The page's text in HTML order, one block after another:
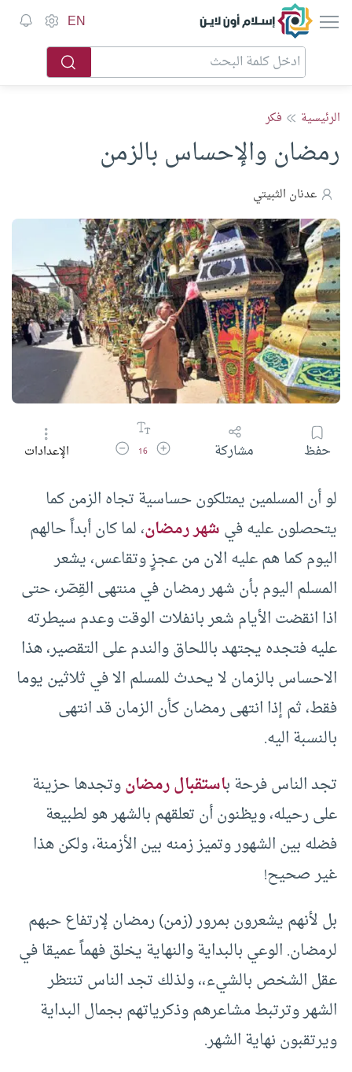
إسلام أون لاين EN
الرئيسية فكر
رمضان والإحساس بالزمن
عدنان الثبيتي
حفظ مشاركة زيادة حجم الخط
16 تقليل حجم الخطالإعدادات
لو أن المسلمين يمتلكون حساسية تجاه الزمن كما
يتحصلون عليه فيشهر رمضان، لما كان أبداً حالهم
اليوم كما هم عليه الان من عجزٍ وتقاعس، يشعر
المسلم اليوم بأن شهر رمضان في منتهى القِصٓر، حتى
اذا انقضت الأيام شعر بانفلات الوقت وعدم سيطرته
عليه فتجده يجتهد باللحاق والندم على التقصير، هذا
الاحساس بالزمان لا يحدث للمسلم الا في ثلاثين يوما
فقط، ثم إذا انتهى رمضان كأن الزمان قد انتهى
بالنسبة اليه.
تجد الناس فرحة باستقبال رمضانوتجدها حزينة
على رحيله، ويظنون أن تعلقهم بالشهر هو لطبيعة
فضله بين الشهور وتميز زمنه بين الأزمنة، ولكن هذا
غير صحيح!
بل لأنهم يشعرون بمرور (زمن) رمضان لإرتفاع حبهم
لرمضان. الوعي بالبداية والنهاية يخلق فهماً عميقا في
عقل الشخص بالشيء،، ولذلك تجد الناس تنتظر
الشهر وترتبط مشاعرهم وذكرياتهم بجمال البداية
ويرتقبون نهاية الشهر.